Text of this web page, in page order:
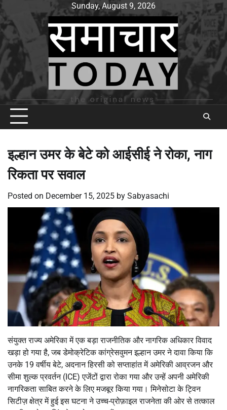
Skip
to
content
Sunday, August 9, 2026
इल्हान उमर के बेटे को आईसीई ने रोका, नाग
रिकता पर सवाल
Posted on December 15, 2025 by Sabyasachi
संयुक्त राज्य अमेरिका में एक बड़ा राजनीतिक और नागरिक अधिकार विवाद
खड़ा हो गया है, जब डेमोक्रेटिक कांग्रेसवुमन इल्हान उमर ने दावा किया कि
उनके 19 वर्षीय बेटे, अदनान हिरसी को सप्ताहांत में अमेरिकी आव्रजन और
सीमा शुल्क प्रवर्तन (ICE) एजेंटों द्वारा रोका गया और उन्हें अपनी अमेरिकी
नागरिकता साबित करने के लिए मजबूर किया गया। मिनेसोटा के ट्विन
सिटीज़ क्षेत्र में हुई इस घटना ने उच्च-प्रोफ़ाइल राजनेता की ओर से तत्काल